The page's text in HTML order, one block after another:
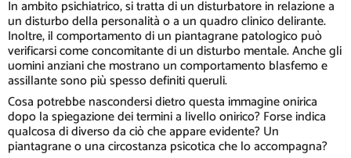
In ambito psichiatrico, si tratta di un disturbatore in relazione a
un disturbo della personalità o a un quadro clinico delirante.
Inoltre, il comportamento di un piantagrane patologico può
verificarsi come concomitante di un disturbo mentale. Anche gli
uomini anziani che mostrano un comportamento blasfemo e
assillante sono più spesso definiti queruli.
Cosa potrebbe nascondersi dietro questa immagine onirica
dopo la spiegazione dei termini a livello onirico? Forse indica
qualcosa di diverso da ciò che appare evidente? Un
piantagrane o una circostanza psicotica che lo accompagna?